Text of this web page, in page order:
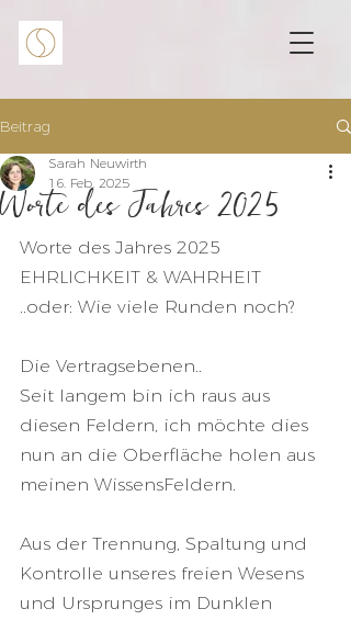
Beitrag
Worte des Jahres 2025
Sarah Neuwirth
16. Feb. 2025
Worte des Jahres 2025
EHRLICHKEIT & WAHRHEIT
..oder: Wie viele Runden noch?
Die Vertragsebenen..
Seit langem bin ich raus aus
diesen Feldern, ich möchte dies
nun an die Oberfläche holen aus
meinen WissensFeldern.
Aus der Trennung, Spaltung und
Kontrolle unseres freien Wesens
und Ursprunges im Dunklen